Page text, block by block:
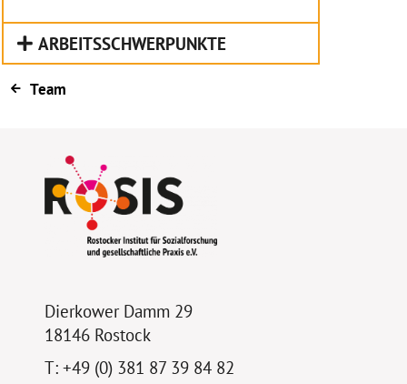
ARBEITSSCHWERPUNKTE
Team
Dierkower Damm 29
18146 Rostock
T: +49 (0) 381 87 39 84 82